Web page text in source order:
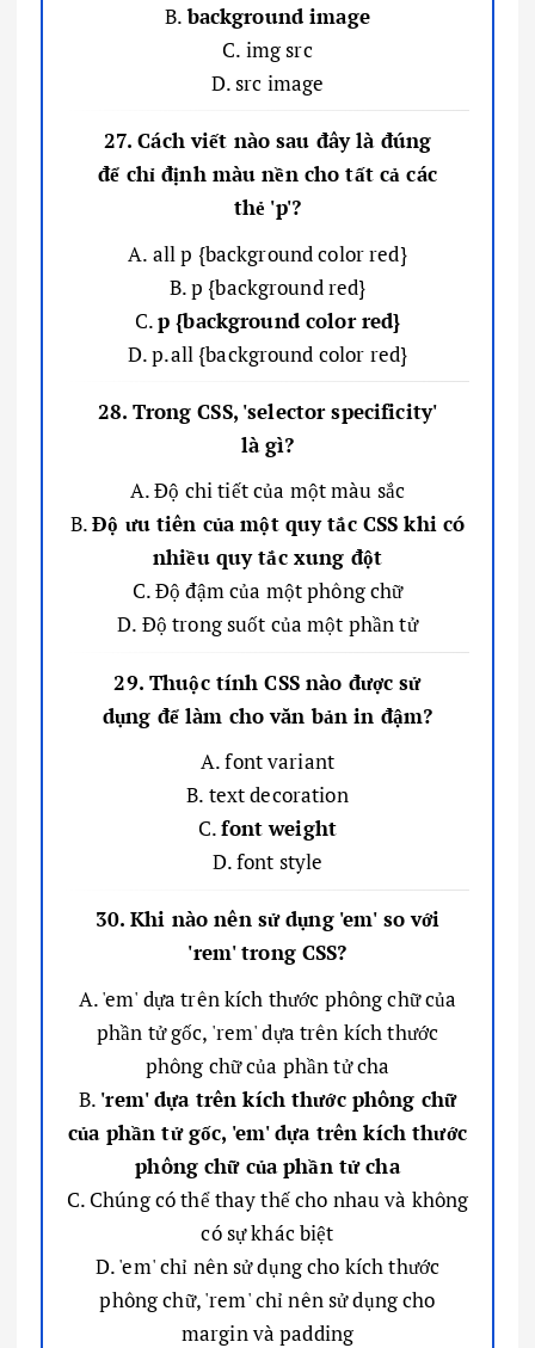
B.background image
C. img src
D. src image
27. Cách viết nào sau đây là đúng
để chỉ định màu nền cho tất cả các
thẻ 'p'?
A. all p {background color red}
B. p {background red}
C.p {background color red}
D. p.all {background color red}
28. Trong CSS, 'selector specificity'
là gì?
A. Độ chi tiết của một màu sắc
B.Độ ưu tiên của một quy tắc CSS khi có
nhiều quy tắc xung đột
C. Độ đậm của một phông chữ
D. Độ trong suốt của một phần tử
29. Thuộc tính CSS nào được sử
dụng để làm cho văn bản in đậm?
A. font variant
B. text decoration
C.font weight
D. font style
30. Khi nào nên sử dụng 'em' so với
'rem' trong CSS?
A. 'em' dựa trên kích thước phông chữ của
phần tử gốc, 'rem' dựa trên kích thước
phông chữ của phần tử cha
B. 'rem' dựa trên kích thước phông chữ
của phần tử gốc, 'em' dựa trên kích thước
phông chữ của phần tử cha
C. Chúng có thể thay thế cho nhau và không
có sự khác biệt
D. 'em' chỉ nên sử dụng cho kích thước
phông chữ, 'rem' chỉ nên sử dụng cho
margin và padding